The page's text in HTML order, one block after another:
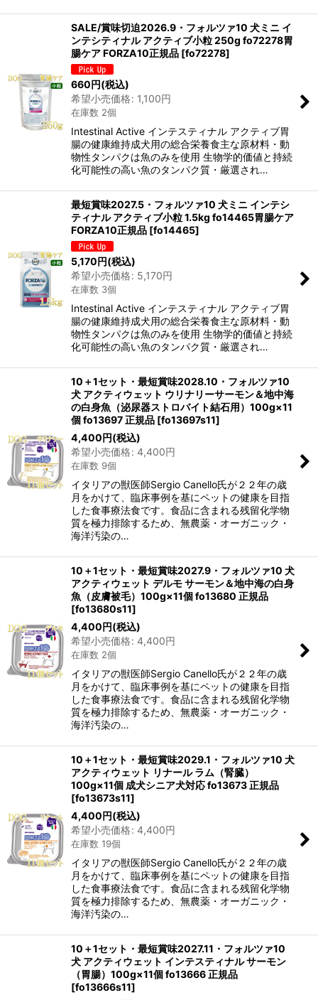
SALE/賞味切迫2026.9・フォルツァ10 犬ミニ イ
ンテシティナル アクティブ小粒 250g fo72278胃
腸ケア FORZA10正規品 [fo72278]
660円(税込)
希望小売価格: 1,100円
在庫数 2個
Intestinal Active インテスティナル アクティブ胃
腸の健康維持成犬用の総合栄養食主な原材料・動
物性タンパクは魚のみを使用 生物学的価値と持続
化可能性の高い魚のタンパク質・厳選され…
最短賞味2027.5・フォルツァ10 犬ミニ インテシ
ティナル アクティブ小粒 1.5kg fo14465胃腸ケア
FORZA10正規品 [fo14465]
5,170円(税込)
希望小売価格: 5,170円
在庫数 3個
Intestinal Active インテスティナル アクティブ胃
腸の健康維持成犬用の総合栄養食主な原材料・動
物性タンパクは魚のみを使用 生物学的価値と持続
化可能性の高い魚のタンパク質・厳選され…
10＋1セット・最短賞味2028.10・フォルツァ10
犬 アクティウェット ウリナリーサーモン＆地中海
の白身魚（泌尿器ストロバイト結石用）100g×11
個 fo13697 正規品 [fo13697s11]
4,400円(税込)
希望小売価格: 4,400円
在庫数 9個
イタリアの獣医師Sergio Canello氏が２２年の歳
月をかけて、臨床事例を基にペットの健康を目指
した食事療法食です。食品に含まれる残留化学物
質を極力排除するため、無農薬・オーガニック・
海洋汚染の…
10＋1セット・最短賞味2027.9・フォルツァ10 犬
アクティウェット デルモ サーモン＆地中海の白身
魚（皮膚被毛）100g×11個 fo13680 正規品
[fo13680s11]
4,400円(税込)
希望小売価格: 4,400円
在庫数 2個
イタリアの獣医師Sergio Canello氏が２２年の歳
月をかけて、臨床事例を基にペットの健康を目指
した食事療法食です。食品に含まれる残留化学物
質を極力排除するため、無農薬・オーガニック・
海洋汚染の…
10＋1セット・最短賞味2029.1・フォルツァ10 犬
アクティウェット リナール ラム（腎臓）
100g×11個 成犬シニア犬対応 fo13673 正規品
[fo13673s11]
4,400円(税込)
希望小売価格: 4,400円
在庫数 19個
イタリアの獣医師Sergio Canello氏が２２年の歳
月をかけて、臨床事例を基にペットの健康を目指
した食事療法食です。食品に含まれる残留化学物
質を極力排除するため、無農薬・オーガニック・
海洋汚染の…
10＋1セット・最短賞味2027.11・フォルツァ10
犬 アクティウェット インテスティナル サーモン
（胃腸）100g×11個 fo13666 正規品
[fo13666s11]